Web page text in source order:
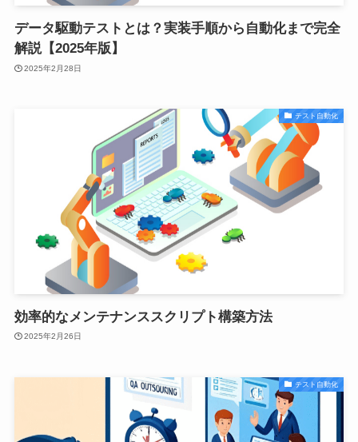
データ駆動テストとは？実装手順から自動化まで完全
解説【2025年版】
2025年2月28日
テスト自動化
効率的なメンテナンススクリプト構築方法
2025年2月26日
テスト自動化